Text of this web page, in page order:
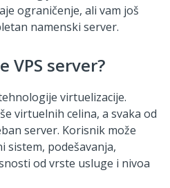
ograničenje, ali vam još
namenski server.
VPS server?
virtuelizacije.
virtuelnih celina, a svaka od
server. Korisnik može
sistem, podešavanja,
od vrste usluge i nivoa